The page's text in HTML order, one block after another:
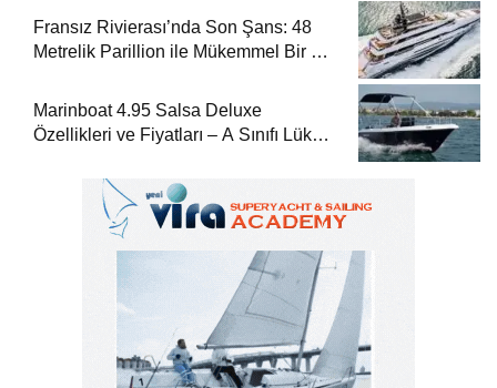
Fransız Rivierası’nda Son Şans: 48
Metrelik Parillion ile Mükemmel Bir Yat
Marinboat 4.95 Salsa Deluxe
Özellikleri ve Fiyatları – A Sınıfı Lüks